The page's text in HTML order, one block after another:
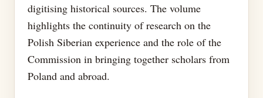
digitising historical sources. The volume
highlights the continuity of research on the
Polish Siberian experience and the role of the
Commission in bringing together scholars from
Poland and abroad.